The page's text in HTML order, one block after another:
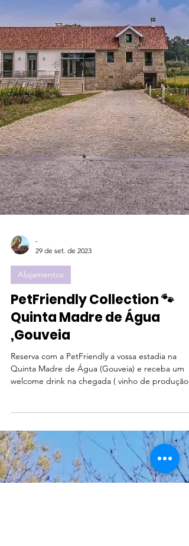
29 de set. de 2023
Alojamentos
PetFriendly Collection 🐾
Quinta Madre de Água
Quinta Madre de Água (Gouveia) e receba um
welcome drink na chegada ( vinho de